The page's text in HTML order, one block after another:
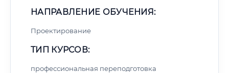
НАПРАВЛЕНИЕ ОБУЧЕНИЯ:
Проектирование
ТИП КУРСОВ:
профессиональная переподготовка